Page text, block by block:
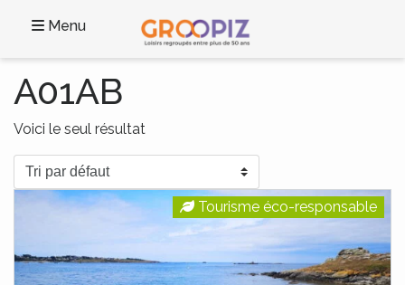
Menu
A01AB
Voici le seul résultat
Tourisme éco-responsable